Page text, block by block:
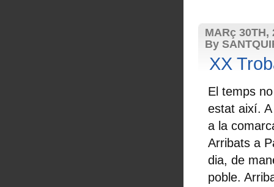
MARç 30TH,
By
XX
El temps
estat així.
a la
Arribats a
dia, de
poble.